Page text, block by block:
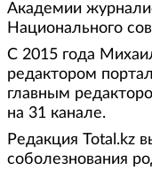
Академии
Национального
С 2015 года
редактором
главным
на 31 канале.
Редакция Total.kz
соболезнования